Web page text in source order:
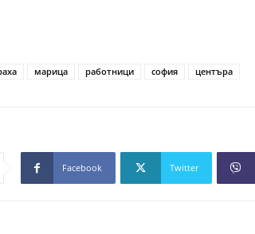
марица работници софия центъра
Facebook Twitter